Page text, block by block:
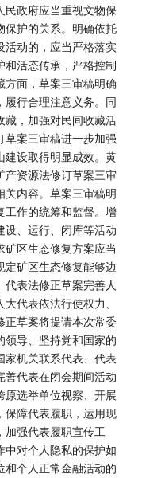
民政府应当重视文物保
保护的关系。明确依托
活动的，应当严格落实
和活态传承，严格控制
方面，草案三审稿明确
履行合理注意义务。同
藏，加强对民间收藏活
草案三审稿进一步加强
建设取得明显成效。黄
产资源法修订草案三审
关内容。草案三审稿明
工作的统筹和监督。增
设、运行、闭库等活动
区生态修复方案应当
矿区生态修复能够边
表法修正草案完善人
代表依法行使权力、
正草案将提请本次常委
领导、坚持党和国家的
家机关联系代表、代表
善代表在闭会期间活动
原选举单位视察、开展
保障代表履职，运用现
加强代表履职宣传工
中对个人隐私的保护如
和个人正常金融活动的